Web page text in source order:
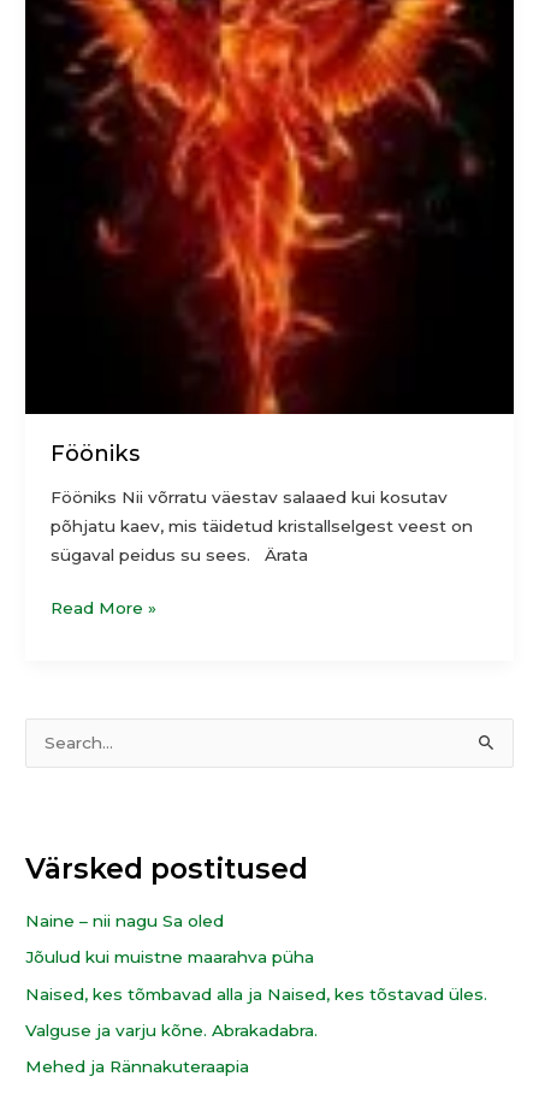
Fööniks
Fööniks Nii võrratu väestav salaaed kui kosutav
põhjatu kaev, mis täidetud kristallselgest veest on
sügaval peidus su sees. Ärata
Read More »
c
r
:
Värsked postitused
Naine – nii nagu Sa oled
Jõulud kui muistne maarahva püha
Naised, kes tõmbavad alla ja Naised, kes tõstavad üles.
Valguse ja varju kõne. Abrakadabra.
Mehed ja Rännakuteraapia
e
a